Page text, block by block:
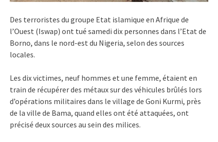
Des terroristes du groupe Etat islamique en Afrique de
l’Ouest (Iswap) ont tué samedi dix personnes dans l’Etat de
Borno, dans le nord-est du Nigeria, selon des sources
locales.
Les dix victimes, neuf hommes et une femme, étaient en
train de récupérer des métaux sur des véhicules brûlés lors
d’opérations militaires dans le village de Goni Kurmi, près
de la ville de Bama, quand elles ont été attaquées, ont
précisé deux sources au sein des milices.